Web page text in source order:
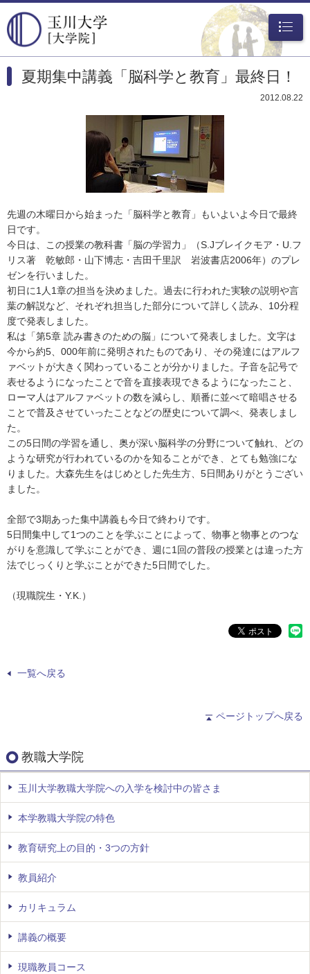
メニュ
ー
夏期集中講義「脳科学と教育」最終日！
2012.08.22
先週の木曜日から始まった「脳科学と教育」もいよいよ今日で最終
日です。
今日は、この授業の教科書「脳の学習力」（S.Jブレイクモア・U.フ
リス著 乾敏郎・山下博志・吉田千里訳 岩波書店2006年）のプレ
ゼンを行いました。
初日に1人1章の担当を決めました。過去に行われた実験の説明や言
葉の解説など、それぞれ担当した部分について詳しく読み、10分程
度で発表しました。
私は「第5章 読み書きのための脳」について発表しました。文字は
今から約5、000年前に発明されたものであり、その発達にはアルフ
ァベットが大きく関わっていることが分かりました。子音を記号で
表せるようになったことで音を直接表現できるようになったこと、
ローマ人はアルファベットの数を減らし、順番に並べて暗唱させる
ことで普及させていったことなどの歴史について調べ、発表しまし
た。
この5日間の学習を通し、奥が深い脳科学の分野について触れ、どの
ような研究が行われているのかを知ることができ、とても勉強にな
りました。大森先生をはじめとした先生方、5日間ありがとうござい
ました。
全部で3期あった集中講義も今日で終わりです。
5日間集中して1つのことを学ぶことによって、物事と物事とのつな
がりを意識して学ぶことができ、週に1回の普段の授業とは違った方
法でじっくりと学ぶことができた5日間でした。
（現職院生・Y.K.）
一覧へ戻る
ページトップへ戻る
教職大学院
玉川大学教職大学院への入学を検討中の皆さま
本学教職大学院の特色
教育研究上の目的・3つの方針
教員紹介
カリキュラム
講義の概要
現職教員コース